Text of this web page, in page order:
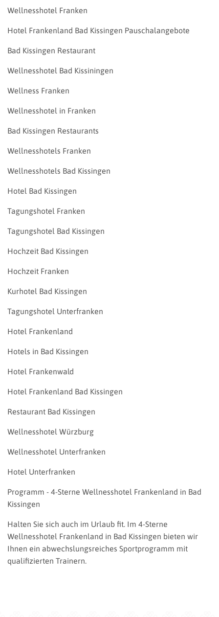
Wellnesshotel Franken
Hotel Frankenland Bad Kissingen Pauschalangebote
Bad Kissingen Restaurant
Wellnesshotel Bad Kissiningen
Wellness Franken
Wellnesshotel in Franken
Bad Kissingen Restaurants
Wellnesshotels Franken
Wellnesshotels Bad Kissingen
Hotel Bad Kissingen
Tagungshotel Franken
Tagungshotel Bad Kissingen
Hochzeit Bad Kissingen
Hochzeit Franken
Kurhotel Bad Kissingen
Tagungshotel Unterfranken
Hotel Frankenland
Hotels in Bad Kissingen
Hotel Frankenwald
Hotel Frankenland Bad Kissingen
Restaurant Bad Kissingen
Wellnesshotel Würzburg
Wellnesshotel Unterfranken
Hotel Unterfranken
Programm - 4-Sterne Wellnesshotel Frankenland in Bad
Kissingen
Halten Sie sich auch im Urlaub fit. Im 4-Sterne
Wellnesshotel Frankenland in Bad Kissingen bieten wir
Ihnen ein abwechslungsreiches Sportprogramm mit
qualifizierten Trainern.